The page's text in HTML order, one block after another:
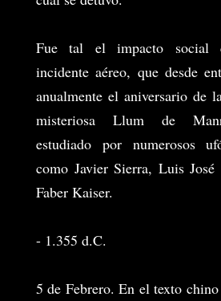
Fue tal el impacto social
incidente aéreo, que desde
anualmente el aniversario de
misteriosa Llum de
estudiado por numerosos
como Javier Sierra, Luis
Faber Kaiser.
- 1.355 d.C.
5 de Febrero. En el texto